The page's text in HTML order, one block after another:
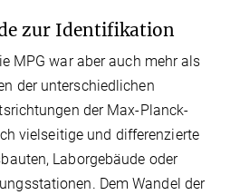
zur Identifikation
MPG war aber auch mehr als
der unterschiedlichen
der Max-Planck-
vielseitige und differenzierte
Laborgebäude oder
Dem Wandel der